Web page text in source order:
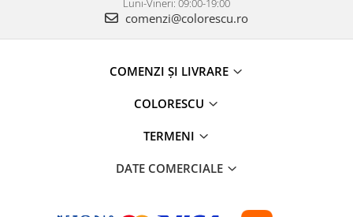
Luni-Vineri: 09:00-19:00
comenzi@colorescu.ro
COMENZI ȘI LIVRARE
COLORESCU
TERMENI
DATE COMERCIALE